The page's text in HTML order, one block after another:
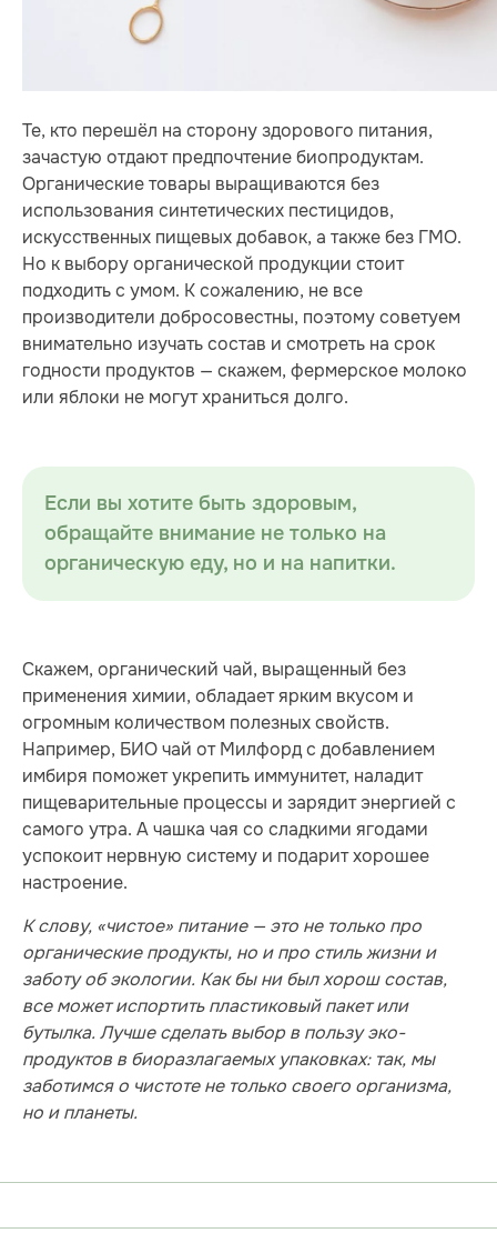
Те, кто перешёл на сторону здорового питания,
зачастую отдают предпочтение биопродуктам.
Органические товары выращиваются без
использования синтетических пестицидов,
искусственных пищевых добавок, а также без ГМО.
Но к выбору органической продукции стоит
подходить с умом. К сожалению, не все
производители добросовестны, поэтому советуем
внимательно изучать состав и смотреть на срок
годности продуктов — скажем, фермерское молоко
или яблоки не могут храниться долго.
Если вы хотите быть здоровым,
обращайте внимание не только на
органическую еду, но и на напитки.
Скажем, органический чай, выращенный без
применения химии, обладает ярким вкусом и
огромным количеством полезных свойств.
Например, БИО чай от Милфорд с добавлением
имбиря поможет укрепить иммунитет, наладит
пищеварительные процессы и зарядит энергией с
самого утра. А чашка чая со сладкими ягодами
успокоит нервную систему и подарит хорошее
настроение.
К слову, «чистое» питание — это не только про
органические продукты, но и про стиль жизни и
заботу об экологии. Как бы ни был хорош состав,
все может испортить пластиковый пакет или
бутылка. Лучше сделать выбор в пользу эко-
продуктов в биоразлагаемых упаковках: так, мы
заботимся о чистоте не только своего организма,
но и планеты.